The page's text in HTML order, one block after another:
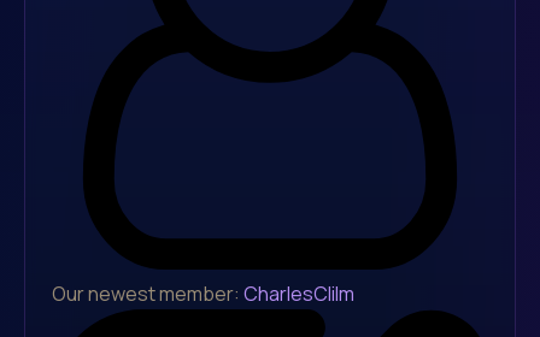
Our newest member: CharlesClilm